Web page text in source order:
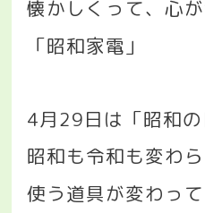
懐かしくって、心
「昭和家電」
4月29日は「昭和の
昭和も令和も変わ
使う道具が変わっ